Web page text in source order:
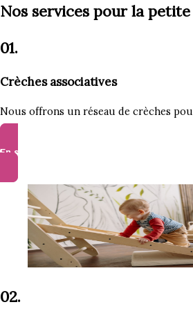
Nos services pour la
01.
Crèches associatives
Nous offrons un réseau de crèches
En savoir plus
02.